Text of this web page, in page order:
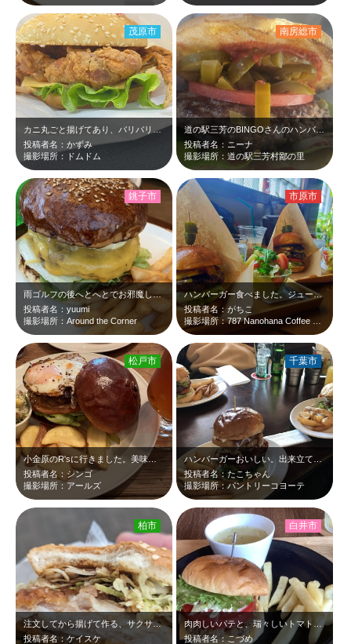
カニ丸ごと揚げてあり、バリバリと食べました。エビの尻尾が好きな私には、うってつ…
投稿者名：かずみ
撮影場所：ドムドム
茂原市
道の駅三芳のBINGOさんのハンバーガー！とても美味しかったです！
投稿者名：ニーナ
撮影場所：道の駅三芳村鄙の里
南房総市
雨ゴルフの後へとへとでお邪魔しました。チャウダーもハンバーガーもとても美味しく…
投稿者名：yuumi
撮影場所：Around the Corner
銚子市
ハンバーガー食べました。ジューシーでとても美味しかったです。 コーヒーの焙煎…
投稿者名：がちこ
市原市
小金原のR'sに行きました。美味しかったです。
投稿者名：シンゴ
撮影場所：アールズ
松戸市
投稿者名：たこちゃん
撮影場所：パントリーコヨーテ
千葉市
注文してから揚げて作る、サクサクジューシーなみるふぃ～ゆカツバーガーです。
投稿者名：ケイスケ
柏市
投稿者名：こづめ
白井市